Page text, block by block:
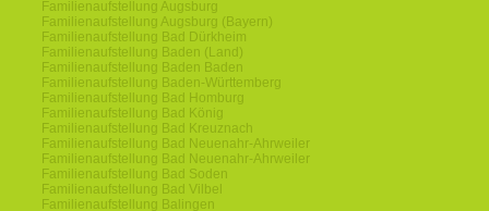
Familienaufstellung Augsburg
Familienaufstellung Augsburg (Bayern)
Familienaufstellung Bad Dürkheim
Familienaufstellung Baden (Land)
Familienaufstellung Baden Baden
Familienaufstellung Baden-Württemberg
Familienaufstellung Bad Homburg
Familienaufstellung Bad König
Familienaufstellung Bad Kreuznach
Familienaufstellung Bad Neuenahr-Ahrweiler
Familienaufstellung Bad Neuenahr-Ahrweiler
Familienaufstellung Bad Soden
Familienaufstellung Bad Vilbel
Familienaufstellung Balingen